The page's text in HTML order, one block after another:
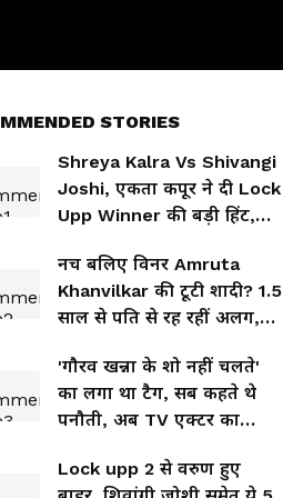
STORIES
Shreya Kalra Vs Shivangi
Joshi, एकता कपूर ने दी Lock
Upp Winner की बड़ी हिंट,
नच बलिए विनर Amruta
Khanvilkar की टूटी शादी? 1.5
साल से पति से रह रहीं अलग,
'गौरव खन्ना के शो नहीं चलते'
का लगा था टैग, सब कहते थे
पनौती, अब TV एक्टर का
Lock upp 2 से वरुण हुए